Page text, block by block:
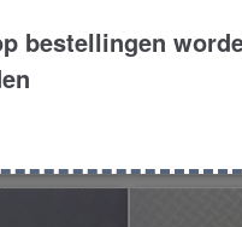
1997
bestellingen